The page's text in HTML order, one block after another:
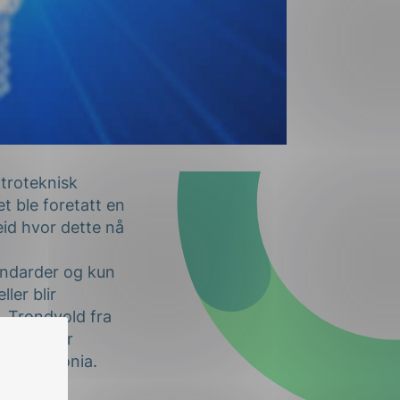
ble foretatt en
hvor dette nå
og kun
blir
Trondvold fra
har
Makedonia.